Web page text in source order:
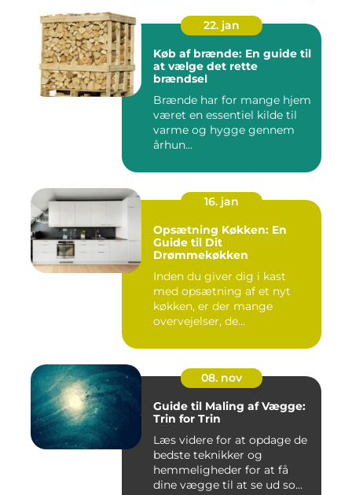
22. jan
Køb af brænde: En guide til
at vælge det rette
brændsel
Brænde har for mange hjem
været en essentiel kilde til
varme og hygge gennem
århun...
16. jan
Opsætning Køkken: En
Guide til Dit
Drømmekøkken
Inden du giver dig i kast
med opsætning af et nyt
køkken, er der mange
overvejelser, de...
08. nov
Guide til Maling af Vægge:
Trin for Trin
Læs videre for at opdage de
bedste teknikker og
hemmeligheder for at få
dine vægge til at se ud som